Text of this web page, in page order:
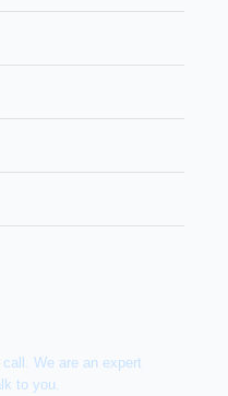
We are an expert
to you.